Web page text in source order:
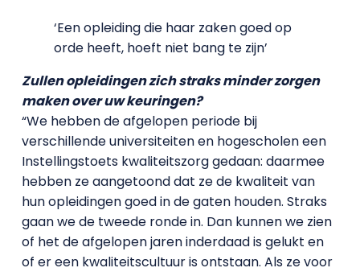
‘Een opleiding die haar zaken goed op
orde heeft, hoeft niet bang te zijn’
Zullen opleidingen zich straks minder zorgen
maken over uw keuringen?
“We hebben de afgelopen periode bij
verschillende universiteiten en hogescholen een
Instellingstoets kwaliteitszorg gedaan: daarmee
hebben ze aangetoond dat ze de kwaliteit van
hun opleidingen goed in de gaten houden. Straks
gaan we de tweede ronde in. Dan kunnen we zien
of het de afgelopen jaren inderdaad is gelukt en
of er een kwaliteitscultuur is ontstaan. Als ze voor